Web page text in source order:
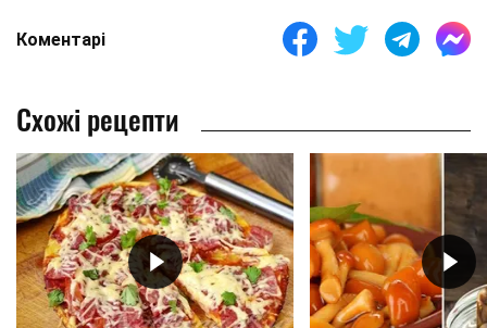
Коментарі
Схожі рецепти